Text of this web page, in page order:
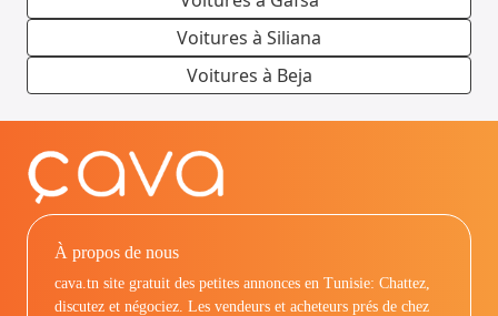
Voitures à Siliana
Voitures à Beja
À propos de nous
cava.tn site gratuit des petites annonces en Tunisie: Chattez,
discutez et négociez. Les vendeurs et acheteurs prés de chez